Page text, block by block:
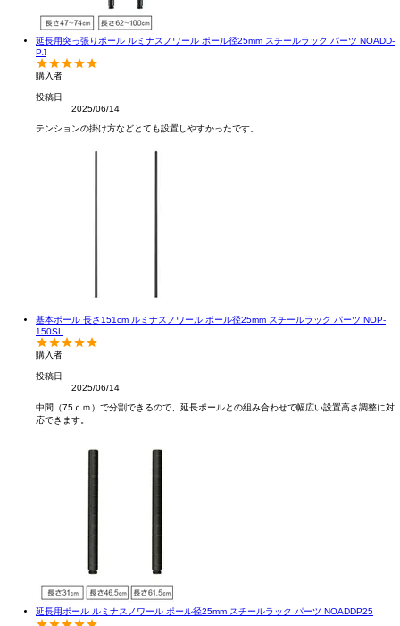
延長用突っ張りポール ルミナスノワール ポール径25mm スチールラック パーツ NOADD-
PJ
購入者
投稿日
2025/06/14
テンションの掛け方などとても設置しやすかったです。
基本ポール 長さ151cm ルミナスノワール ポール径25mm スチールラック パーツ NOP-
150SL
購入者
投稿日
2025/06/14
中間（75ｃｍ）で分割できるので、延長ポールとの組み合わせで幅広い設置高さ調整に対
応できます。
延長用ポール ルミナスノワール ポール径25mm スチールラック パーツ NOADDP25